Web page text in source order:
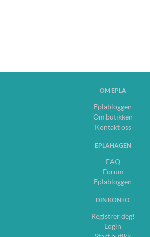
OM EPLA
Eplabloggen
Om butikken
Kontakt oss
EPLAHAGEN
FAQ
Forum
Eplabloggen
DIN KONTO
Registrer deg!
Login